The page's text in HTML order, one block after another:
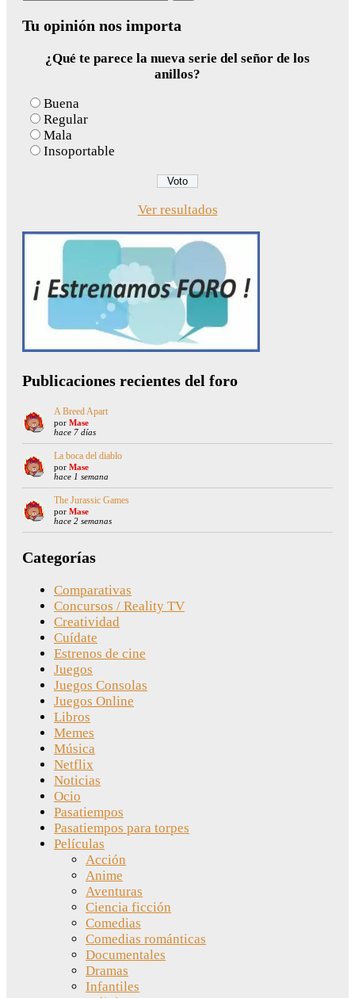
Tu opinión nos importa
¿Qué te parece la nueva serie del señor de los
anillos?
Buena
Regular
Mala
Insoportable
Ver resultados
Publicaciones recientes del foro
A Breed Apart
por Mase
hace 7 días
La boca del diablo
por Mase
hace 1 semana
The Jurassic Games
por Mase
hace 2 semanas
Categorías
Comparativas
Concursos / Reality TV
Creatividad
Cuídate
Estrenos de cine
Juegos
Juegos Consolas
Juegos Online
Libros
Memes
Música
Netflix
Noticias
Ocio
Pasatiempos
Pasatiempos para torpes
Películas
Acción
Anime
Aventuras
Ciencia ficción
Comedias
Comedias románticas
Documentales
Dramas
Infantiles